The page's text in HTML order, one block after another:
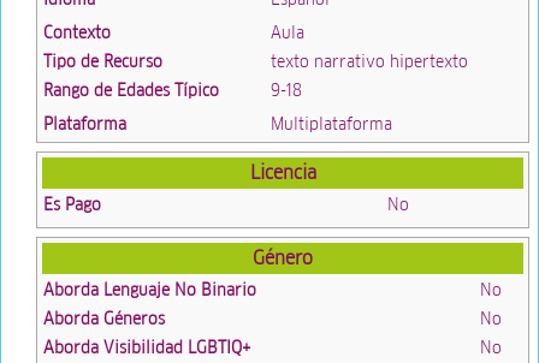
Contexto
Aula
Tipo de Recurso
texto narrativo hipertexto
Rango de Edades Típico
9-18
Plataforma
Multiplataforma
Licencia
Es Pago No
Género
Aborda Lenguaje No Binario
No
Aborda Géneros
No
Aborda Visibilidad LGBTIQ+
No